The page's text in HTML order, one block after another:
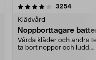
3254
Klädvård
Noppborttagare
Vårda kläder och andra
ta bort noppor och ludd.
4.5av 5 stjärnor